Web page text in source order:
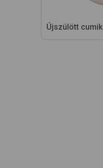
Újszülött cumik